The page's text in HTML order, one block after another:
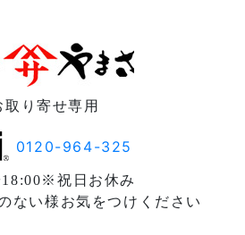
取り寄せ専用
0120-964-325
祝日お休み
ない様お気をつけください